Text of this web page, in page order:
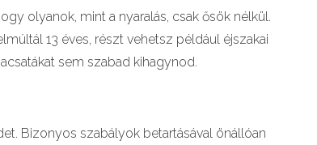
olyanok, mint a nyaralás, csak ősök nélkül.
13 éves, részt vehetsz például éjszakai
sem szabad kihagynod.
Bizonyos szabályok betartásával önállóan